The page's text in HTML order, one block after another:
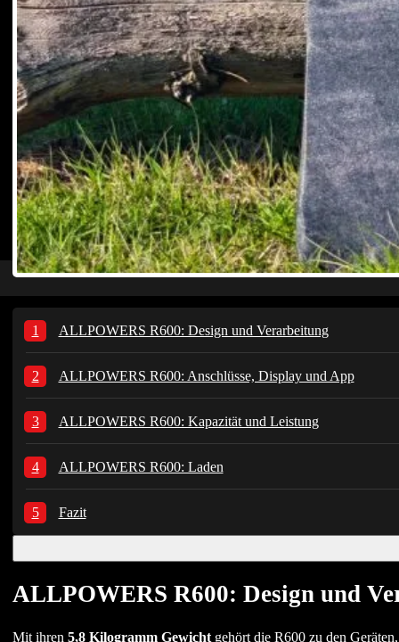
ALLPOWERS R600: Design und Verarbeitung
ALLPOWERS R600: Anschlüsse, Display und App
ALLPOWERS R600: Kapazität und Leistung
ALLPOWERS R600: Laden
Fazit
ALLPOWERS R600: Design und
Mit ihren 5,8 Kilogramm Gewichtgehört die R600 zu den